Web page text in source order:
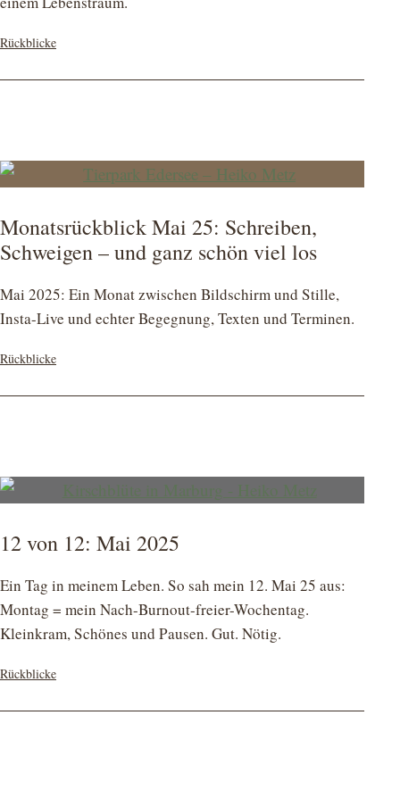
Kategorisiert
Rückblicke
Monatsrückblick Mai 25: Schreiben,
Schweigen – und ganz schön viel los
Mai 2025: Ein Monat zwischen Bildschirm und Stille,
Insta-Live und echter Begegnung, Texten und Terminen.
Kategorisiert
Rückblicke
12 von 12: Mai 2025
Ein Tag in meinem Leben. So sah mein 12. Mai 25 aus:
Montag = mein Nach-Burnout-freier-Wochentag.
Kleinkram, Schönes und Pausen. Gut. Nötig.
Kategorisiert
Rückblicke